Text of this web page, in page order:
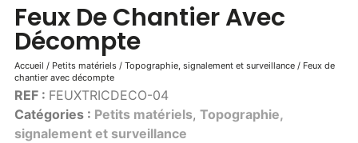
Créer et entretenir les espaces verts
Manutention – levage
Transport et manutention de marchandises
Travail en hauteur
Nacelles, plateformes, échafaudage …
Terrassement
Feux De Chantier Avec
Décompte
Accueil / Petits matériels/ Topographie, signalement et surveillance/ Feux de
chantier avec décompte
REF : FEUXTRICDECO-04
Catégories : Petits matériels, Topographie,
signalement et surveillance